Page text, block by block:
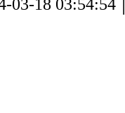
03-18 03:54:54